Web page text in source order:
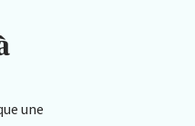
une